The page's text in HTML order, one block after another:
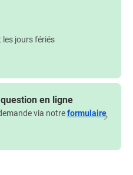
les jours fériés
en ligne
via notreformulaire